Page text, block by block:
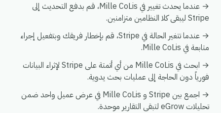
→ عندما يحدث تغيير في Mille CoLis، قم بدفع التحديث إلى
Stripe ليبقى كلا النظامين متزامنين.
→ عندما تتغير الحالة في Stripe، قم بإخطار فريقك وبتفعيل إجراء
متابعة في Mille CoLis.
→ ابحث في Mille CoLis من أي أتمتة على Stripe لإثراء البيانات
فورياً دون الحاجة إلى عمليات بحث يدوية.
→ اجمع بين Stripe و Mille CoLis في عرض عميل واحد ضمن
تحليلات eGrow لتبقى التقارير موحدة.